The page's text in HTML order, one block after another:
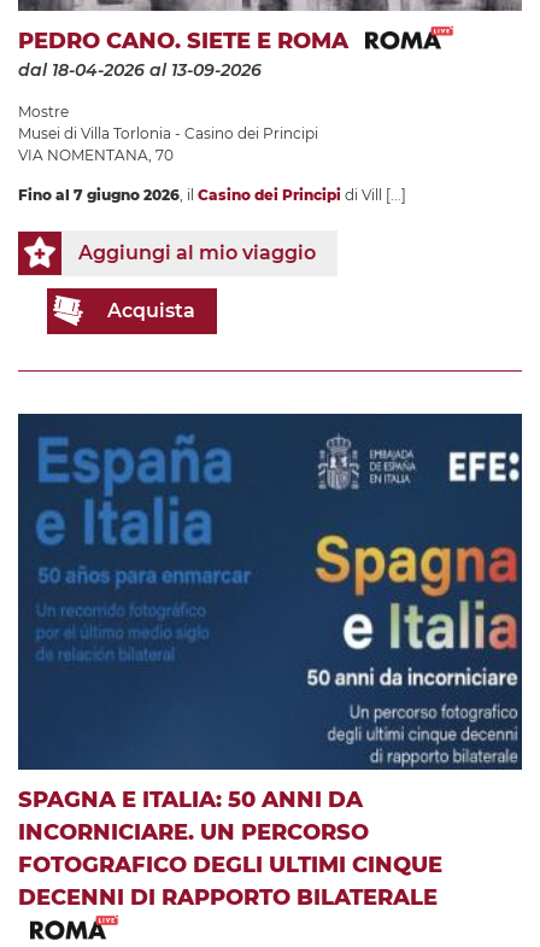
PEDRO CANO. SIETE E ROMA
dal 18-04-2026 al 13-09-2026
Mostre
Musei di Villa Torlonia - Casino dei Principi
VIA NOMENTANA, 70
Fino al 7 giugno 2026, il Casino dei Principi di Vill [...]
Aggiungi al mio viaggio
Acquista
SPAGNA E ITALIA: 50 ANNI DA
INCORNICIARE. UN PERCORSO
FOTOGRAFICO DEGLI ULTIMI CINQUE
DECENNI DI RAPPORTO BILATERALE